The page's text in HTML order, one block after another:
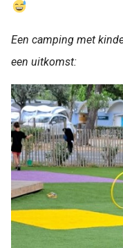
Een camping met
een uitkomst: